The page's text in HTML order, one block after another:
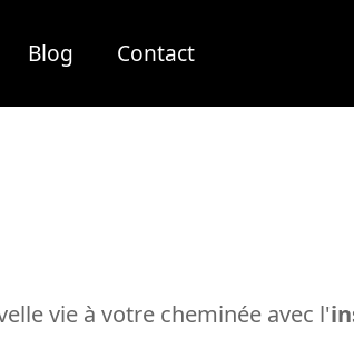
Blog Contact
vie à votre cheminée avec l'